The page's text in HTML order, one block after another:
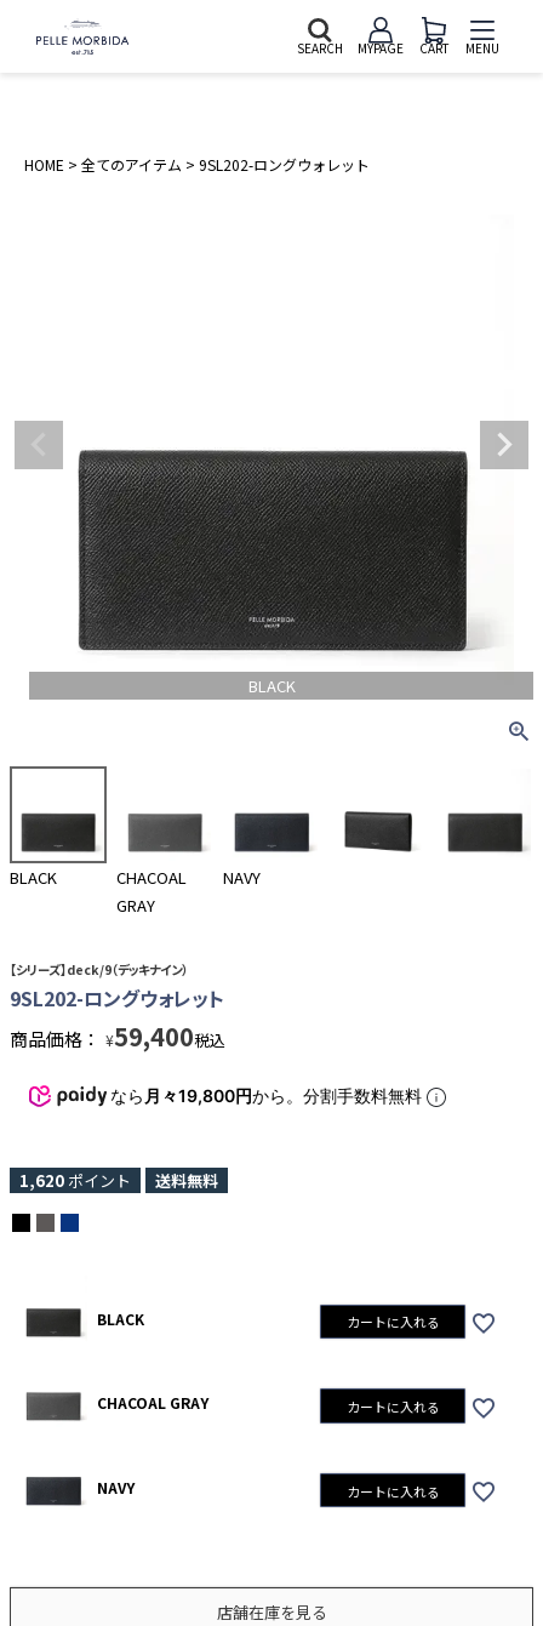
SEARCH MYPAGE CART MENU
HOME 全てのアイテム 9SL202-ロングウォレット
BLACK
BLACK
CHACOAL
GRAY
NAVY
【シリーズ】deck/9（デッキナイン）
9SL202-ロングウォレット
商品価格： ¥59,400税込
なら 月々19,800円から。分割手数料無料
1,620 ポイント 送料無料
BLACK カートに入れる
CHACOAL GRAY カートに入れる
NAVY カートに入れる
店舗在庫を見る